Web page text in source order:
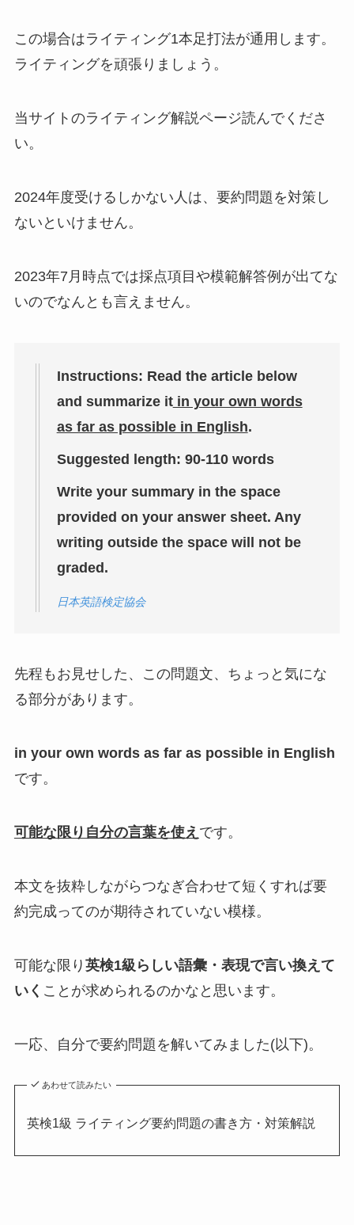
この場合はライティング1本足打法が通用します。
ライティングを頑張りましょう。
当サイトのライティング解説ページ読んでくださ
い。
2024年度受けるしかない人は、要約問題を対策し
ないといけません。
2023年7月時点では採点項目や模範解答例が出てな
いのでなんとも言えません。
Instructions: Read the article below
and summarize itin your own words
as far as possible in English.
Suggested length: 90-110 words
Write your summary in the space
provided on your answer sheet. Any
writing outside the space will not be
graded.
日本英語検定協会
先程もお見せした、この問題文、ちょっと気にな
る部分があります。
in your own words as far as possible in English
です。
可能な限り自分の言葉を使え です。
本文を抜粋しながらつなぎ合わせて短くすれば要
約完成ってのが期待されていない模様。
可能な限り 英検1級らしい語彙・表現で言い換えて
いく ことが求められるのかなと思います。
一応、自分で要約問題を解いてみました(以下)。
あわせて読みたい
英検1級 ライティング要約問題の書き方・対策解説